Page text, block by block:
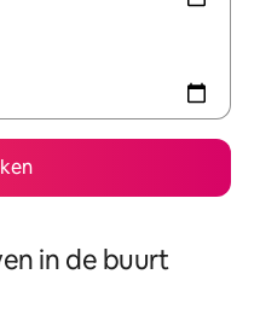
in de buurt